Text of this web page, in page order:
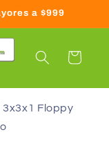
a $999
Carrito
3x3x1 Floppy